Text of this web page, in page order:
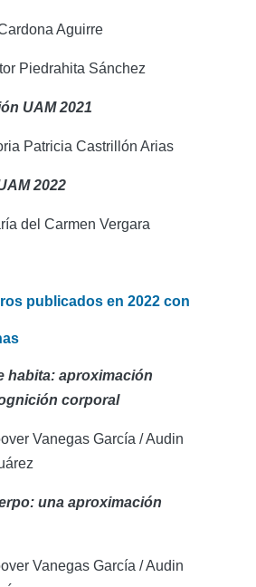
Aguirre
Piedrahita Sánchez
UAM 2021
Patricia Castrillón Arias
2022
del Carmen Vergara
publicados en 2022 con
habita: aproximación
corporal
Vanegas García / Audin
una aproximación
Vanegas García / Audin